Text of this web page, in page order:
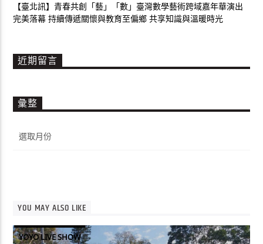
【臺北訊】青春共創「藝」「數」臺灣數學藝術跨域嘉年華演出
完美落幕 持續傳遞關懷與教育至偏鄉 共享知識與溫暖時光
近期留言
彙整
整
YOU MAY ALSO LIKE
YOYO LIVE SHOW